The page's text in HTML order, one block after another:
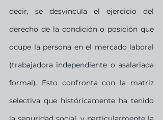
decir, se desvincula el ejercicio del
derecho de la condición o posición que
ocupe la persona en el mercado laboral
(trabajadora independiente o asalariada
formal). Esto confronta con la matriz
selectiva que históricamente ha tenido